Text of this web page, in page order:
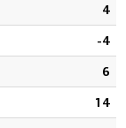
4
-4
6
14